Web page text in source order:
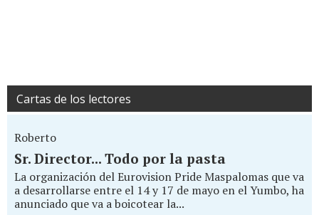
Cartas de los lectores
Roberto
Sr. Director... Todo por la pasta
La organización del Eurovision Pride Maspalomas que va
a desarrollarse entre el 14 y 17 de mayo en el Yumbo, ha
anunciado que va a boicotear la...